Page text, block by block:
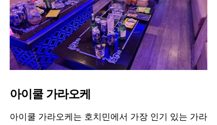
아이쿨 가라오케
아이쿨 가라오케는 호치민에서 가장 인기 있는 가라